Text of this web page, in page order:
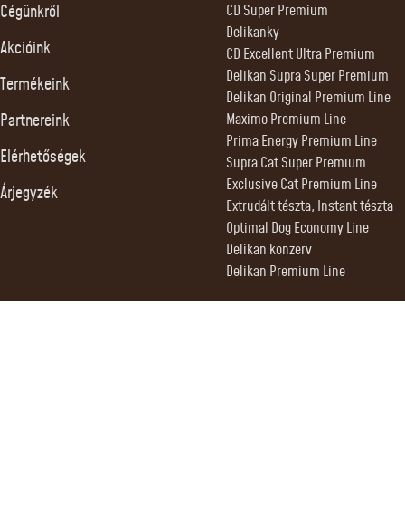
Cégünkről
Akcióink
Termékeink
Partnereink
Elérhetőségek
Árjegyzék
CD Super Premium
Delikanky
CD Excellent Ultra Premium
Delikan Supra Super Premium
Delikan Original Premium Line
Maximo Premium Line
Prima Energy Premium Line
Supra Cat Super Premium
Exclusive Cat Premium Line
Extrudált tészta, Instant tészta
Optimal Dog Economy Line
Delikan konzerv
Delikan Premium Line